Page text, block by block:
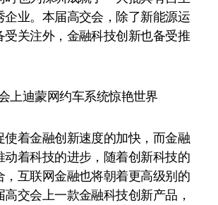
企业。本届高交会，除了新能源运
受关注外，金融科技创新也备受推
使着金融创新速度的加快，而金融
动着科技的进步，随着创新科技的
，互联网金融也将朝着更高级别的
交会上一款金融科技创新产品，